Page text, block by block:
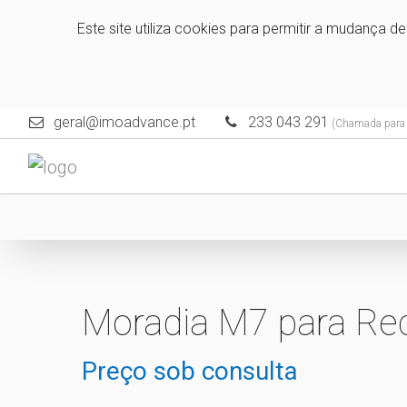
Este site utiliza cookies para permitir a mudança
geral@imoadvance.pt 233 043 291 (Chamada
Moradia M7 para
Preço sob consulta